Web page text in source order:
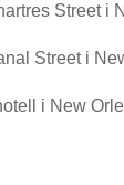
Street i
Street i
i New